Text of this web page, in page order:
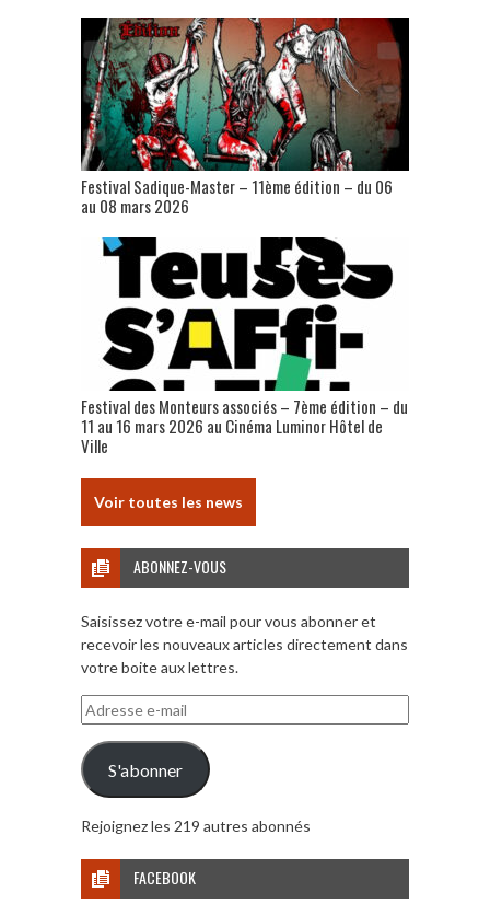
Festival Sadique-Master – 11ème édition – du 06
au 08 mars 2026
Festival des Monteurs associés – 7ème édition – du
11 au 16 mars 2026 au Cinéma Luminor Hôtel de
Ville
Voir toutes les news
ABONNEZ-VOUS
Saisissez votre e-mail pour vous abonner et
recevoir les nouveaux articles directement dans
votre boite aux lettres.
Adresse
e-
mail
S'abonner
Rejoignez les 219 autres abonnés
FACEBOOK